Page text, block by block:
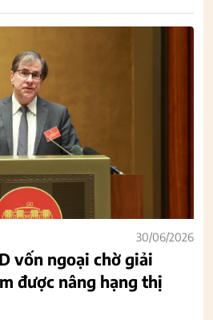
30/06/2026
vốn ngoại chờ giải
được nâng hạng thị